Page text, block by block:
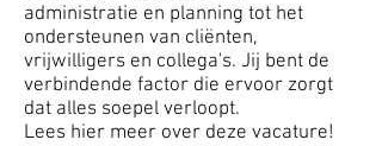
administratie en planning tot het
ondersteunen van cliënten,
vrijwilligers en collega's. Jij bent de
verbindende factor die ervoor zorgt
dat alles soepel verloopt.
Lees hier meer over deze vacature!